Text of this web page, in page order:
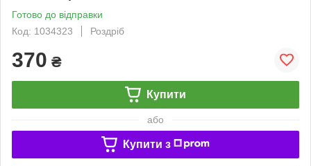
Готово до відправки
Код: 1034323
Роздріб
370 ₴
Купити
або
Купити з